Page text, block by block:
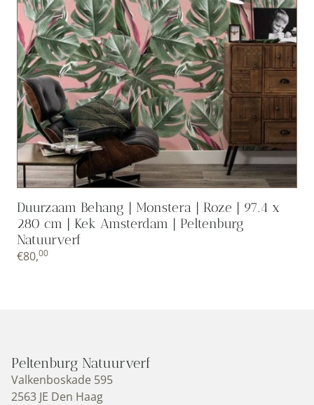
Duurzaam Behang | Monstera | Roze | 97.4 x
280 cm | Kek Amsterdam | Peltenburg
Natuurverf
€80,00
Peltenburg Natuurverf
Valkenboskade 595
2563 JE Den Haag